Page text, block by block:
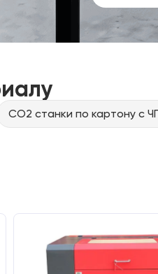
CO2 станки по картону с